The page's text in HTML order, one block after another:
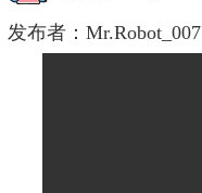
发布者： Mr.Robot_007